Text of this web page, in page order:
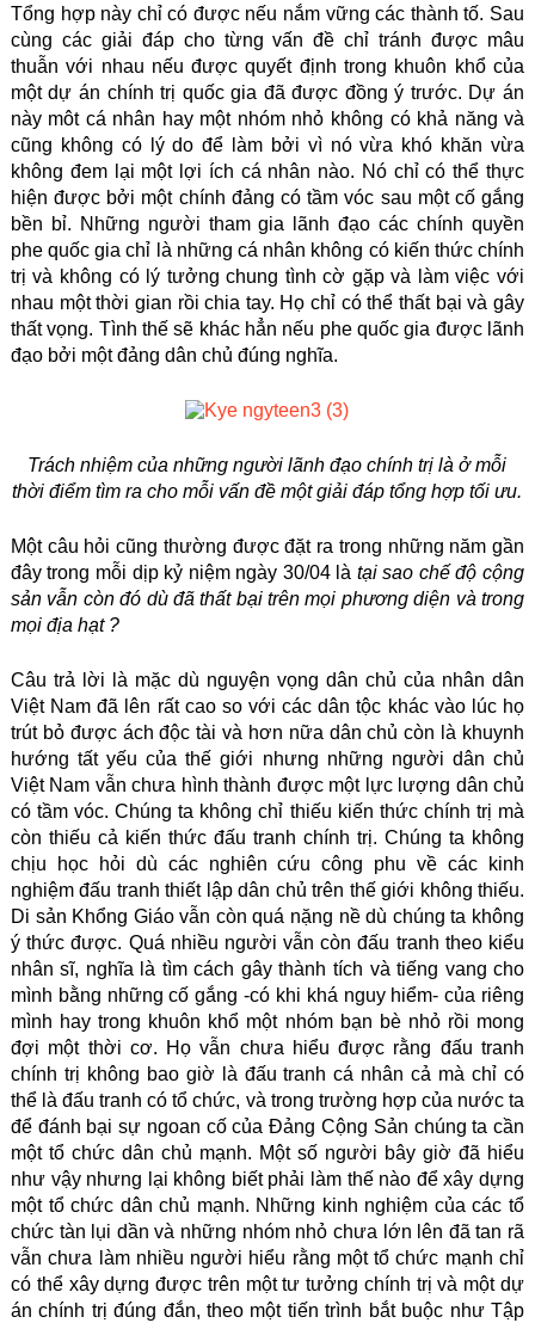
Tổng hợp này chỉ có được nếu nắm vững các thành tố. Sau
cùng các giải đáp cho từng vấn đề chỉ tránh được mâu
thuẫn với nhau nếu được quyết định trong khuôn khổ của
một dự án chính trị quốc gia đã được đồng ý trước. Dự án
này môt cá nhân hay một nhóm nhỏ không có khả năng và
cũng không có lý do để làm bởi vì nó vừa khó khăn vừa
không đem lại một lợi ích cá nhân nào. Nó chỉ có thể thực
hiện được bởi một chính đảng có tầm vóc sau một cố gắng
bền bỉ. Những người tham gia lãnh đạo các chính quyền
phe quốc gia chỉ là những cá nhân không có kiến thức chính
trị và không có lý tưởng chung tình cờ gặp và làm việc với
nhau một thời gian rồi chia tay. Họ chỉ có thể thất bại và gây
thất vọng. Tình thế sẽ khác hẳn nếu phe quốc gia được lãnh
đạo bởi một đảng dân chủ đúng nghĩa.
Trách nhiệm của những người lãnh đạo chính trị là ở mỗi
thời điểm tìm ra cho mỗi vấn đề một giải đáp tổng hợp tối ưu.
Một câu hỏi cũng thường được đặt ra trong những năm gần
đây trong mỗi dịp kỷ niệm ngày 30/04 là tại sao chế độ cộng
sản vẫn còn đó dù đã thất bại trên mọi phương diện và trong
mọi địa hạt ?
Câu trả lời là mặc dù nguyện vọng dân chủ của nhân dân
Việt Nam đã lên rất cao so với các dân tộc khác vào lúc họ
trút bỏ được ách độc tài và hơn nữa dân chủ còn là khuynh
hướng tất yếu của thế giới nhưng những người dân chủ
Việt Nam vẫn chưa hình thành được một lực lượng dân chủ
có tầm vóc. Chúng ta không chỉ thiếu kiến thức chính trị mà
còn thiếu cả kiến thức đấu tranh chính trị. Chúng ta không
chịu học hỏi dù các nghiên cứu công phu về các kinh
nghiệm đấu tranh thiết lập dân chủ trên thế giới không thiếu.
Di sản Khổng Giáo vẫn còn quá nặng nề dù chúng ta không
ý thức được. Quá nhiều người vẫn còn đấu tranh theo kiểu
nhân sĩ, nghĩa là tìm cách gây thành tích và tiếng vang cho
mình bằng những cố gắng -có khi khá nguy hiểm- của riêng
mình hay trong khuôn khổ một nhóm bạn bè nhỏ rồi mong
đợi một thời cơ. Họ vẫn chưa hiểu được rằng đấu tranh
chính trị không bao giờ là đấu tranh cá nhân cả mà chỉ có
thể là đấu tranh có tổ chức, và trong trường hợp của nước ta
để đánh bại sự ngoan cố của Đảng Cộng Sản chúng ta cần
một tổ chức dân chủ mạnh. Một số người bây giờ đã hiểu
như vậy nhưng lại không biết phải làm thế nào để xây dựng
một tổ chức dân chủ mạnh. Những kinh nghiệm của các tổ
chức tàn lụi dần và những nhóm nhỏ chưa lớn lên đã tan rã
vẫn chưa làm nhiều người hiểu rằng một tổ chức mạnh chỉ
có thể xây dựng được trên một tư tưởng chính trị và một dự
án chính trị đúng đắn, theo một tiến trình bắt buộc như Tập